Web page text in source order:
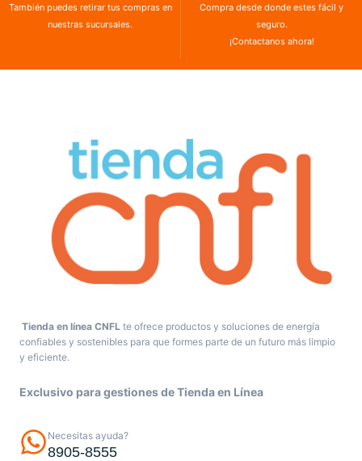
También puedes retirar tus compras en
nuestras sucursales.
Compra desde donde estes fácil y
seguro.
¡Contactanos ahora!
Tienda en línea CNFL te ofrece productos y soluciones de energía
confiables y sostenibles para que formes parte de un futuro más limpio
y eficiente.
Exclusivo para gestiones de Tienda en Línea
Necesitas ayuda?
8905-8555